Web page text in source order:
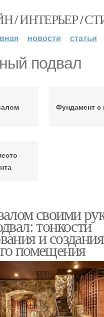
/ ИНТЕРЬЕР /
новости статьи
подвал
Фундамент с
своими
тонкости
и создания
помещения